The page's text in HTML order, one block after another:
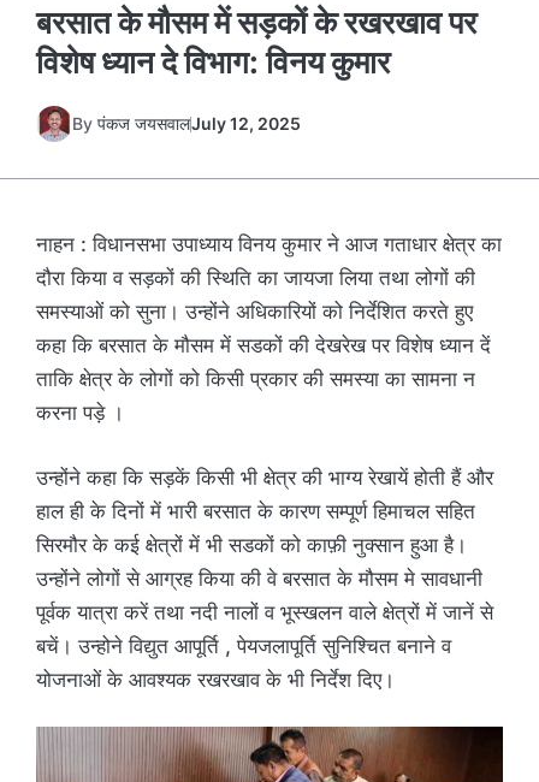
बरसात के मौसम में सड़कों के रखरखाव पर
विशेष ध्यान दे विभाग: विनय कुमार
By पंकज जयसवालJuly 12, 2025
नाहन : विधानसभा उपाध्याय विनय कुमार ने आज गताधार क्षेत्र का
दौरा किया व सड़कों की स्थिति का जायजा लिया तथा लोगों की
समस्याओं को सुना। उन्होंने अधिकारियों को निर्देशित करते हुए
कहा कि बरसात के मौसम में सडकों की देखरेख पर विशेष ध्यान दें
ताकि क्षेत्र के लोगों को किसी प्रकार की समस्या का सामना न
करना पड़े ।
उन्होंने कहा कि सड़कें किसी भी क्षेत्र की भाग्य रेखायें होती हैं और
हाल ही के दिनों में भारी बरसात के कारण सम्पूर्ण हिमाचल सहित
सिरमौर के कई क्षेत्रों में भी सडकों को काफ़ी नुक्सान हुआ है।
उन्होंने लोगों से आग्रह किया की वे बरसात के मौसम मे सावधानी
पूर्वक यात्रा करें तथा नदी नालों व भूस्खलन वाले क्षेत्रों में जानें से
बचें। उन्होने विद्युत आपूर्ति , पेयजलापूर्ति सुनिश्चित बनाने व
योजनाओं के आवश्यक रखरखाव के भी निर्देश दिए।